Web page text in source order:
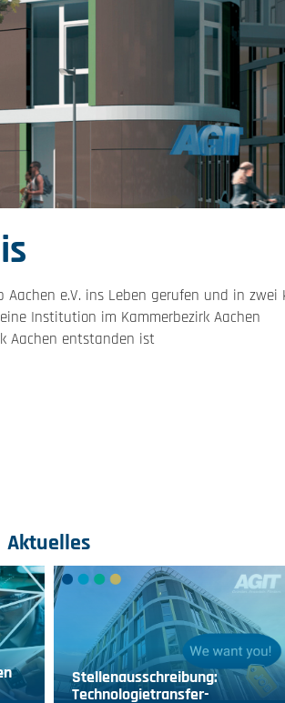
e.V. ins Leben gerufen und in zwei
Institution im Kammerbezirk Aachen
Aachen entstanden ist
Aktuelles
Stellenausschreibung:
Technologietransfer-